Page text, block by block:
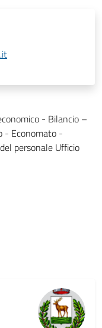
- Bilancio –
- Economato -
personale Ufficio